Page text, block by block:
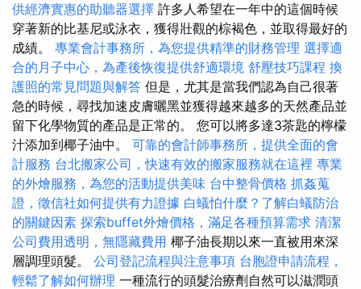
供經濟實惠的助聽器選擇 許多人希望在一年中的這個時候
穿著新的比基尼或泳衣，獲得壯觀的棕褐色，並取得最好的
成績。 專業會計事務所，為您提供精準的財務管理 選擇適
合的月子中心，為產後恢復提供舒適環境 舒壓技巧課程 換
護照的常見問題與解答 但是，尤其是當我們認為自己很著
急的時候，尋找加速皮膚曬黑並獲得越來越多的天然產品並
留下化學物質的產品是正常的。 您可以將多達3茶匙的檸檬
汁添加到椰子油中。 可靠的會計師事務所，提供全面的會
計服務 台北搬家公司，快速有效的搬家服務就在這裡 專業
的外燴服務，為您的活動提供美味 台中整骨價格 抓姦蒐
證，徵信社如何提供有力證據 白蟻怕什麼？了解白蟻防治
的關鍵因素 探索buffet外燴價格，滿足各種預算需求 清潔
公司費用透明，無隱藏費用 椰子油長期以來一直被用來深
層調理頭髮。 公司登記流程與注意事項 台胞證申請流程，
輕鬆了解如何辦理 一種流行的頭髮治療劑自然可以滋潤頭